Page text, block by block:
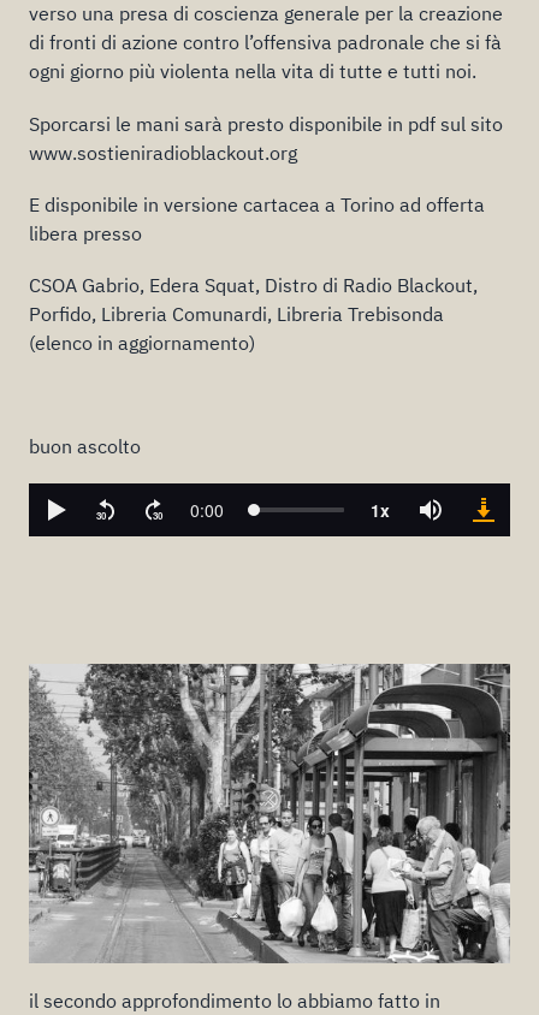
verso una presa di coscienza generale per la creazione
di fronti di azione contro l’offensiva padronale che si fà
ogni giorno più violenta nella vita di tutte e tutti noi.
Sporcarsi le mani sarà presto disponibile in pdf sul sito
www.sostieniradioblackout.org
E disponibile in versione cartacea a Torino ad offerta
libera presso
CSOA Gabrio, Edera Squat, Distro di Radio Blackout,
Porfido, Libreria Comunardi, Libreria Trebisonda
(elenco in aggiornamento)
buon ascolto
il secondo approfondimento lo abbiamo fatto in